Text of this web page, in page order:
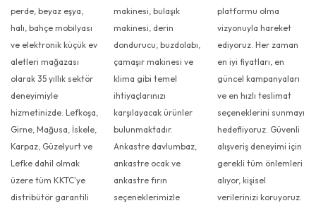
perde, beyaz eşya,
halı, bahçe mobilyası
ve elektronik küçük ev
aletleri mağazası
olarak 35 yıllık sektör
deneyimiyle
hizmetinizde. Lefkoşa,
Girne, Mağusa, İskele,
Karpaz, Güzelyurt ve
Lefke dahil olmak
üzere tüm KKTC'ye
distribütör garantili
makinesi, bulaşık
makinesi, derin
dondurucu, buzdolabı,
çamaşır makinesi ve
klima gibi temel
ihtiyaçlarınızı
karşılayacak ürünler
bulunmaktadır.
Ankastre davlumbaz,
ankastre ocak ve
ankastre fırın
seçeneklerimizle
platformu olma
vizyonuyla hareket
ediyoruz. Her zaman
en iyi fiyatları, en
güncel kampanyaları
ve en hızlı teslimat
seçeneklerini sunmayı
hedefliyoruz. Güvenli
alışveriş deneyimi için
gerekli tüm önlemleri
alıyor, kişisel
verilerinizi koruyoruz.